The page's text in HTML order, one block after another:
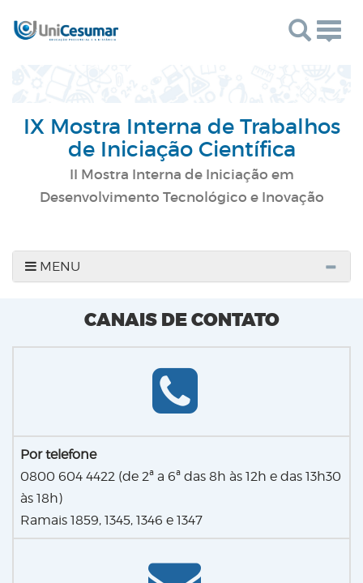
IX Mostra Interna de Trabalhos
de Iniciação Científica
II Mostra Interna de Iniciação em
Desenvolvimento Tecnológico e Inovação
MENU
CANAIS DE CONTATO
Por telefone
0800 604 4422 (de 2ª a 6ª das 8h às 12h e das 13h30
às 18h)
Ramais 1859, 1345, 1346 e 1347